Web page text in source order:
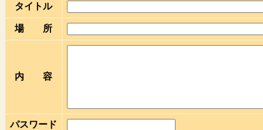
タイトル
場 所
内 容
パスワード